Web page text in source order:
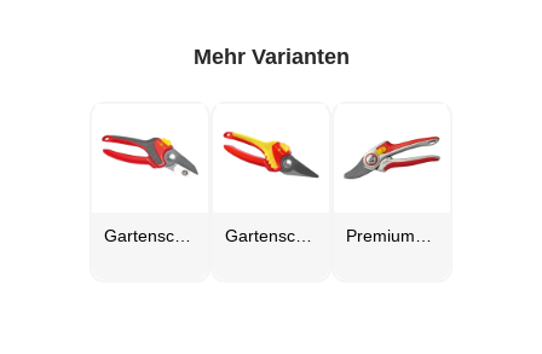
Mehr Varianten